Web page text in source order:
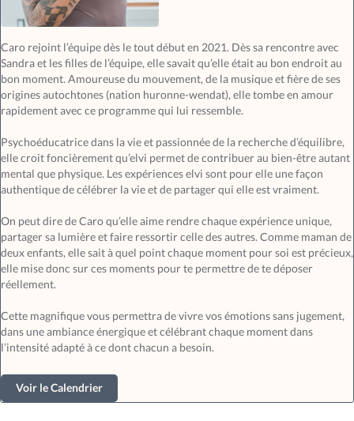
Caro rejoint l’équipe dès le tout début en 2021. Dès sa rencontre avec
Sandra et les filles de l’équipe, elle savait qu’elle était au bon endroit au
bon moment. Amoureuse du mouvement, de la musique et fière de ses
origines autochtones (nation huronne-wendat), elle tombe en amour
rapidement avec ce programme qui lui ressemble.
Psychoéducatrice dans la vie et passionnée de la recherche d’équilibre,
elle croit foncièrement qu’elvi permet de contribuer au bien-être autant
mental que physique. Les expériences elvi sont pour elle une façon
authentique de célébrer la vie et de partager qui elle est vraiment.
On peut dire de Caro qu’elle aime rendre chaque expérience unique,
partager sa lumière et faire ressortir celle des autres. Comme maman de
deux enfants, elle sait à quel point chaque moment pour soi est précieux,
elle mise donc sur ces moments pour te permettre de te déposer
réellement.
Cette magnifique vous permettra de vivre vos émotions sans jugement,
dans une ambiance énergique et célébrant chaque moment dans
l’intensité adapté à ce dont chacun a besoin.
Voir le Calendrier